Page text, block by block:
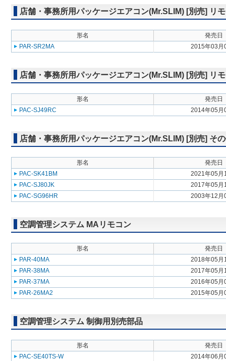
店舗・事務所用パッケージエアコン(Mr.SLIM) [別売] リ
形名
発売日
PAR-SR2MA
2015年03月
店舗・事務所用パッケージエアコン(Mr.SLIM) [別売] リ
形名
発売日
PAC-SJ49RC
2014年05月
店舗・事務所用パッケージエアコン(Mr.SLIM) [別売] そ
形名
発売日
PAC-SK41BM
2021年05月
PAC-SJ80JK
2017年05月
PAC-SG96HR
2003年12月
空調管理システム MAリモコン
形名
発売日
PAR-40MA
2018年05月
PAR-38MA
2017年05月
PAR-37MA
2016年05月
PAR-26MA2
2015年05月
空調管理システム 制御用別売部品
形名
発売日
PAC-SE40TS-W
2014年06月